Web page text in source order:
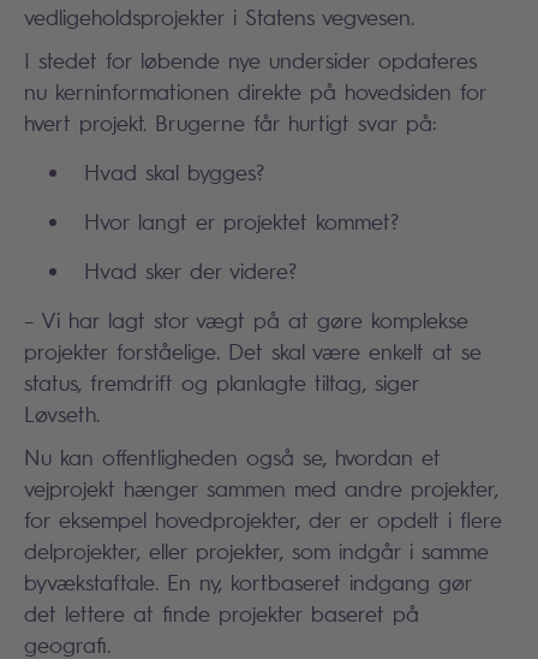
vedligeholdsprojekter i Statens vegvesen.
I stedet for løbende nye undersider opdateres
nu kerninformationen direkte på hovedsiden for
hvert projekt. Brugerne får hurtigt svar på:
Hvad skal bygges?
Hvor langt er projektet kommet?
Hvad sker der videre?
– Vi har lagt stor vægt på at gøre komplekse
projekter forståelige. Det skal være enkelt at se
status, fremdrift og planlagte tiltag, siger
Løvseth.
Nu kan offentligheden også se, hvordan et
vejprojekt hænger sammen med andre projekter,
for eksempel hovedprojekter, der er opdelt i flere
delprojekter, eller projekter, som indgår i samme
byvækstaftale. En ny, kortbaseret indgang gør
det lettere at finde projekter baseret på
geografi.